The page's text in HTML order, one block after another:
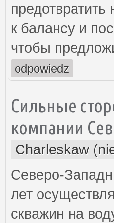
к балансу и
чтобы
odpowiedz
Сильные
компании Сев
Charleskaw
Северо-
лет
скважин на